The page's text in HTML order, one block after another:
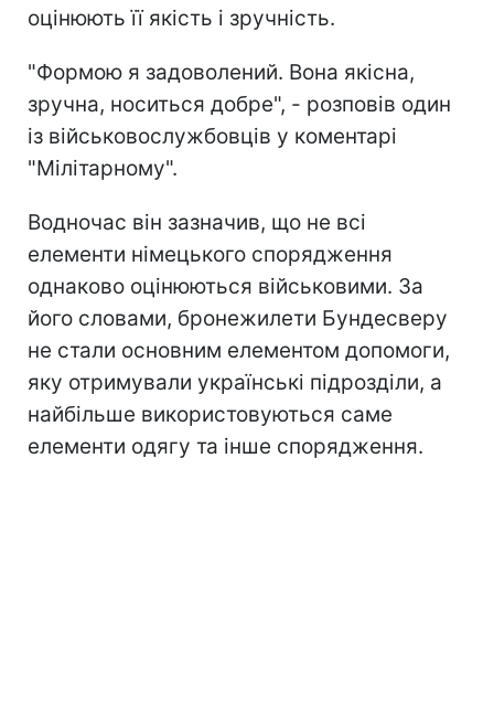
оцінюють її якість і зручність.
"Формою я задоволений. Вона якісна,
зручна, носиться добре", - розповів один
із військовослужбовців у коментарі
"Мілітарному".
Водночас він зазначив, що не всі
елементи німецького спорядження
однаково оцінюються військовими. За
його словами, бронежилети Бундесверу
не стали основним елементом допомоги,
яку отримували українські підрозділи, а
найбільше використовуються саме
елементи одягу та інше спорядження.